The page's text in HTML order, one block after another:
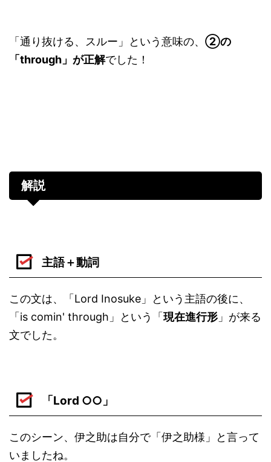
ー
「通り抜ける、スルー」という意味の、 ②の
「through」が正解でした！
解説
主語＋動詞
この文は、「Lord Inosuke」という主語の後に、
「is comin' through」という「現在進行形 」が来る
文でした。
「Lord ○○」
このシーン、伊之助は自分で「伊之助様」と言って
いましたね。